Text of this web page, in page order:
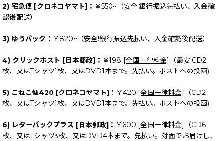
2) 宅急便 [クロネコヤマト]： ￥550~（安全!銀行振込先払い、入金確
認後配送）
3) ゆうパック： ￥820~（安全!銀行振込先払い、入金確認後配送）
4) クリックポスト [日本郵政]： ￥198 [全国一律料金]
（最安!CD2
枚、又はTシャツ1枚、又はDVD1本まで。先払い。ポストへの投函)
5) こねこ便420 [クロネコヤマト]： ￥420 [全国一律料金]
（CD2
枚、又はTシャツ1枚、又はDVD1本まで。先払い。ポストへの投函)
6) レターパックプラス [日本郵政]： ￥600 [全国一律料金]
（CD6
枚、又はTシャツ3枚、又はDVD4本まで。先払い。対面でお届けし、